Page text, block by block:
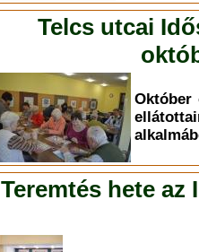
Telcs utcai
Október
Teremtés hete az